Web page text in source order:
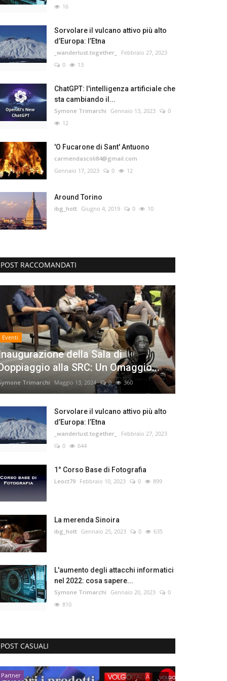
16
Sorvolare il vulcano attivo più alto
d’Europa: l’Etna
_wanderlust.together_
Febbraio 27, 2023
0
13
ChatGPT: l'intelligenza artificiale che
sta cambiando il...
Symone Trimarchi Gennaio 13, 2023
0
12
'O Fucarone di Sant' Antuono
carmendascoli84@gmail.com
Gennaio 17, 2023
0 12
Around Torino
ibg_hott Giugno 4, 2019 0 10
POST RACCOMANDATI
Eventi
della Sala di
alla SRC: Un Omaggio...
Trimarchi Maggio 13, 2024 0 360
Sorvolare il vulcano attivo più alto
d’Europa: l’Etna
_wanderlust.together_
Febbraio 27, 2023
0
644
1° Corso Base di Fotografia
Leoct79 Febbraio 10, 2023 0 899
La merenda Sinoira
ibg_hott Gennaio 25, 2023 0 635
L'aumento degli attacchi informatici
nel 2022: cosa sapere...
Symone Trimarchi Gennaio 20, 2023
0
810
POST CASUALI
Partner